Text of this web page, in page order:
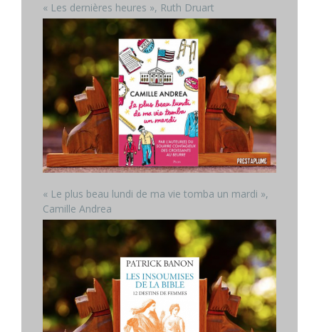
« Les dernières heures », Ruth Druart
« Le plus beau lundi de ma vie tomba un mardi »,
Camille Andrea